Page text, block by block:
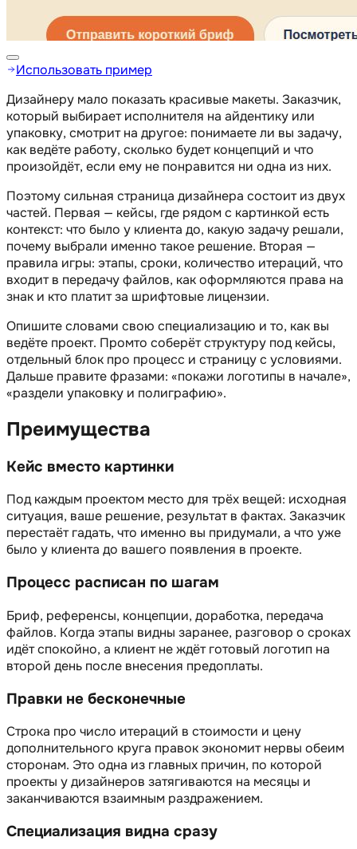
Использовать пример
Дизайнеру мало показать красивые макеты. Заказчик,
который выбирает исполнителя на айдентику или
упаковку, смотрит на другое: понимаете ли вы задачу,
как ведёте работу, сколько будет концепций и что
произойдёт, если ему не понравится ни одна из них.
Поэтому сильная страница дизайнера состоит из двух
частей. Первая — кейсы, где рядом с картинкой есть
контекст: что было у клиента до, какую задачу решали,
почему выбрали именно такое решение. Вторая —
правила игры: этапы, сроки, количество итераций, что
входит в передачу файлов, как оформляются права на
знак и кто платит за шрифтовые лицензии.
Опишите словами свою специализацию и то, как вы
ведёте проект. Промто соберёт структуру под кейсы,
отдельный блок про процесс и страницу с условиями.
Дальше правите фразами: «покажи логотипы в начале»,
«раздели упаковку и полиграфию».
Преимущества
Кейс вместо картинки
Под каждым проектом место для трёх вещей: исходная
ситуация, ваше решение, результат в фактах. Заказчик
перестаёт гадать, что именно вы придумали, а что уже
было у клиента до вашего появления в проекте.
Процесс расписан по шагам
Бриф, референсы, концепции, доработка, передача
файлов. Когда этапы видны заранее, разговор о сроках
идёт спокойно, а клиент не ждёт готовый логотип на
второй день после внесения предоплаты.
Правки не бесконечные
Строка про число итераций в стоимости и цену
дополнительного круга правок экономит нервы обеим
сторонам. Это одна из главных причин, по которой
проекты у дизайнеров затягиваются на месяцы и
заканчиваются взаимным раздражением.
Специализация видна сразу